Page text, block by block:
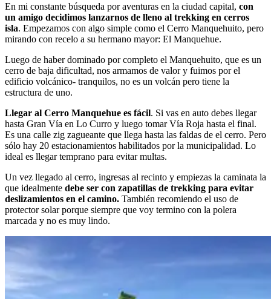
En mi constante búsqueda por aventuras en la ciudad capital, con
un amigo decidimos lanzarnos de lleno al trekking en cerros
isla. Empezamos con algo simple como el Cerro Manquehuito, pero
mirando con recelo a su hermano mayor: El Manquehue.
Luego de haber dominado por completo el Manquehuito, que es un
cerro de baja dificultad, nos armamos de valor y fuimos por el
edificio volcánico- tranquilos, no es un volcán pero tiene la
estructura de uno.
Llegar al Cerro Manquehue es fácil. Si vas en auto debes llegar
hasta Gran Vía en Lo Curro y luego tomar Vía Roja hasta el final.
Es una calle zig zagueante que llega hasta las faldas de el cerro. Pero
sólo hay 20 estacionamientos habilitados por la municipalidad. Lo
ideal es llegar temprano para evitar multas.
Un vez llegado al cerro, ingresas al recinto y empiezas la caminata la
que idealmente debe ser con zapatillas de trekking para evitar
deslizamientos en el camino. También recomiendo el uso de
protector solar porque siempre que voy termino con la polera
marcada y no es muy lindo.